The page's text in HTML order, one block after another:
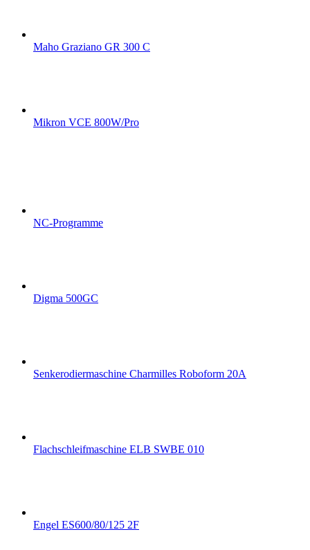
Maho Graziano GR 300 C
Mikron VCE 800W/Pro
NC-Programme
Digma 500GC
Senkerodiermaschine Charmilles Roboform 20A
Flachschleifmaschine ELB SWBE 010
Engel ES600/80/125 2F